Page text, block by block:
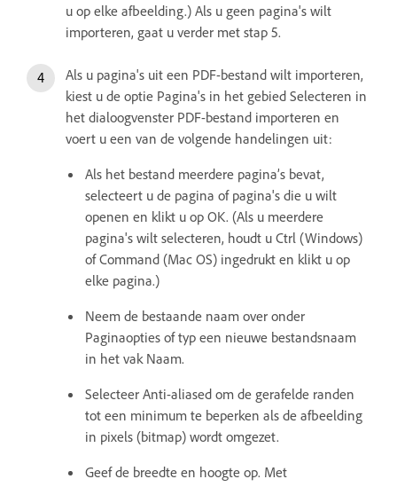
u op elke afbeelding.) Als u geen pagina's wilt
importeren, gaat u verder met stap 5.
Als u pagina's uit een PDF-bestand wilt importeren,
kiest u de optie Pagina's in het gebied Selecteren in
het dialoogvenster PDF-bestand importeren en
voert u een van de volgende handelingen uit:
Als het bestand meerdere pagina’s bevat,
selecteert u de pagina of pagina's die u wilt
openen en klikt u op OK. (Als u meerdere
pagina's wilt selecteren, houdt u Ctrl (Windows)
of Command (Mac OS) ingedrukt en klikt u op
elke pagina.)
Neem de bestaande naam over onder
Paginaopties of typ een nieuwe bestandsnaam
in het vak Naam.
Selecteer Anti-aliased om de gerafelde randen
tot een minimum te beperken als de afbeelding
in pixels (bitmap) wordt omgezet.
Geef de breedte en hoogte op. Met